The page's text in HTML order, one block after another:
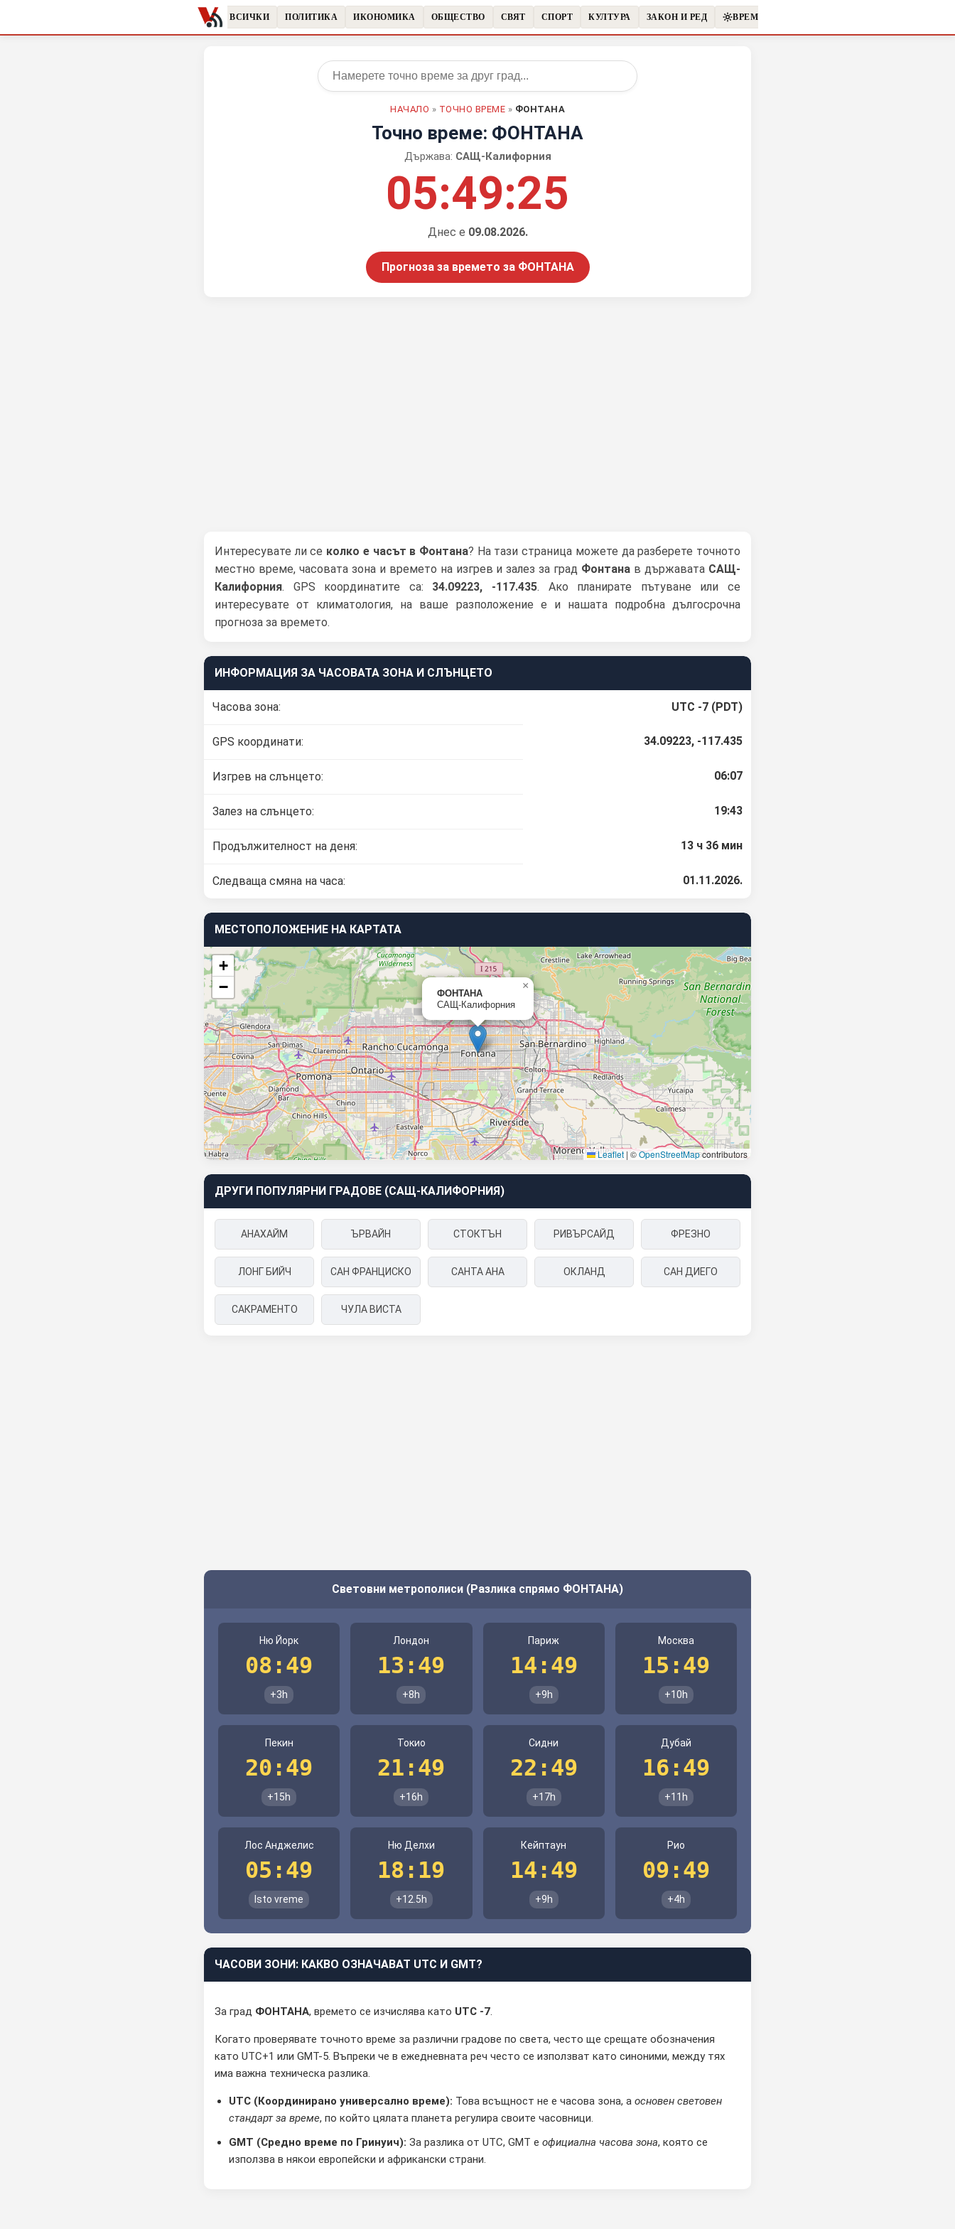
ВСИЧКИ ПОЛИТИКА ИКОНОМИКА ОБЩЕСТВО СВЯТ СПОРТ КУЛТУРА ЗАКОН И РЕД ВРЕМЕТО
НАЧАЛО » ТОЧНО ВРЕМЕ » ФОНТАНА
Точно време: ФОНТАНА
Държава: САЩ-Калифорния
05:49:26
Днес е 09.08.2026.
Прогноза за времето за ФОНТАНА
Интересувате ли се колко е часът в Фонтана? На тази страница можете да разберете точното
местно време, часовата зона и времето на изгрев и залез за град Фонтана в държавата САЩ-
Калифорния. GPS координатите са: 34.09223, -117.435. Ако планирате пътуване или се
интересувате от климатология, на ваше разположение е и нашата подробна дългосрочна
прогноза за времето.
ИНФОРМАЦИЯ ЗА ЧАСОВАТА ЗОНА И СЛЪНЦЕТО
Часова зона: UTC -7 (PDT)
GPS координати: 34.09223, -117.435
Изгрев на слънцето: 06:07
Залез на слънцето: 19:43
Продължителност на деня: 13 ч 36 мин
Следваща смяна на часа: 01.11.2026.
МЕСТОПОЛОЖЕНИЕ НА КАРТАТА
ФОНТАНА
САЩ-Калифорния
×
+
−
Leaflet |©OpenStreetMapcontributors
ДРУГИ ПОПУЛЯРНИ ГРАДОВЕ (САЩ-КАЛИФОРНИЯ)
АНАХАЙМ ЪРВАЙН СТОКТЪН РИВЪРСАЙД ФРЕЗНО
ЛОНГ БИЙЧ САН ФРАНЦИСКО САНТА АНА ОКЛАНД САН ДИЕГО
САКРАМЕНТО ЧУЛА ВИСТА
Световни метрополиси (Разлика спрямо ФОНТАНА)
Ню Йорк
08:49
+3h
Лондон
13:49
+8h
Париж
14:49
+9h
Москва
15:49
+10h
Пекин
20:49
+15h
Токио
21:49
+16h
Сидни
22:49
+17h
Дубай
16:49
+11h
Лос Анджелис
05:49
Isto vreme
Ню Делхи
18:19
+12.5h
Кейптаун
14:49
+9h
Рио
09:49
+4h
ЧАСОВИ ЗОНИ: КАКВО ОЗНАЧАВАТ UTC И GMT?
За град ФОНТАНА, времето се изчислява като UTC -7.
Когато проверявате точното време за различни градове по света, често ще срещате обозначения
като UTC+1 или GMT-5. Въпреки че в ежедневната реч често се използват като синоними, между тях
има важна техническа разлика.
UTC (Координирано универсално време): Това всъщност не е часова зона, а основен световен
стандарт за време, по който цялата планета регулира своите часовници.
GMT (Средно време по Гринуич): За разлика от UTC, GMT е официална часова зона, която се
използва в някои европейски и африкански страни.